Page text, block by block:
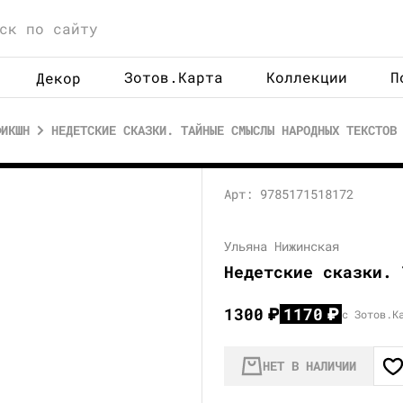
Декор Зотов.Карта Коллекции
НЕДЕТСКИЕ СКАЗКИ. ТАЙНЫЕ СМЫСЛЫ НАРОДНЫХ ТЕКСТОВ
Арт: 9785171518172
Ульяна Нижинская
Недетские сказки.
1300₽ 1170₽ с
НЕТ В НАЛИЧИИ